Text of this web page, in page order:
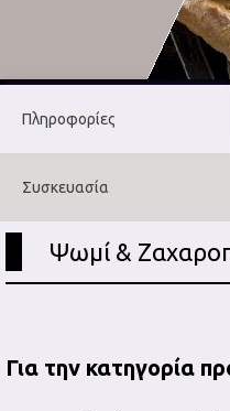
Πληροφορίες
Συσκευασία
Ψωμί &
Για την κατηγορία